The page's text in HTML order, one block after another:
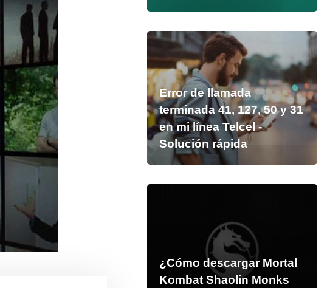
Error de llamada
terminada 41, 127, 50 y 31
en mi línea Telcel -
Solución rápida
¿Cómo descargar Mortal
Kombat Shaolin Monks